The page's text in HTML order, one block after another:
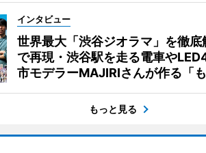
インタビュー
世界最大「渋谷ジオラマ」を徹
で再現・渋谷駅を走る電車や
市モデラーMAJIRIさんが作る「も
もっと見る